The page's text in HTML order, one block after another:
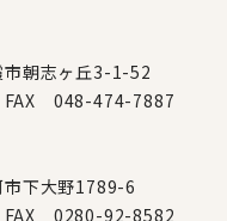
朝志ヶ丘3-1-52
048-474-7887
下大野1789-6
0280-92-8582